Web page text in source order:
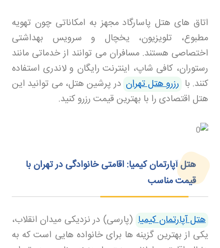
اتاق های هتل پاسارگاد مجهز به امکاناتی چون تهویه
مطبوع، تلویزیون، یخچال و سرویس بهداشتی
اختصاصی هستند. مسافران می توانند از خدماتی مانند
رستوران، کافی شاپ، اینترنت رایگان و لاندری استفاده
کنند. با رزرو هتل تهران در پرشین هتل، می توانید این
هتل اقتصادی را با بهترین قیمت رزرو کنید.
هتل آپارتمان کیمیا: اقامتی خانوادگی در تهران با
قیمت مناسب
هتل آپارتمان کیمیا (پارسی) در نزدیکی میدان انقلاب،
یکی از بهترین گزینه ها برای خانواده هایی است که به